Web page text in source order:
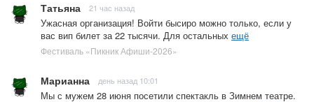
Татьяна 21 час назад
Ужасная организация! Войти бысиро можно только, если у
вас вип билет за 22 тысячи. Для остальных ещё
Фестиваль «Пикник Афиши-2026»
Марианна день назад 10:01
Мы с мужем 28 июня посетили спектакль в Зимнем театре.